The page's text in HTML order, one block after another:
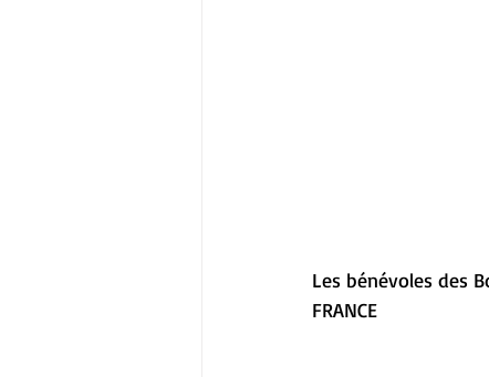
Les bénévoles des
FRANCE